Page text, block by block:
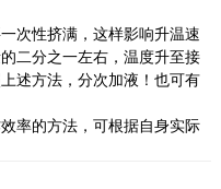
性挤满，这样影响升温速
二分之一左右，温度升至接
述方法，分次加液！也可有
的方法，可根据自身实际